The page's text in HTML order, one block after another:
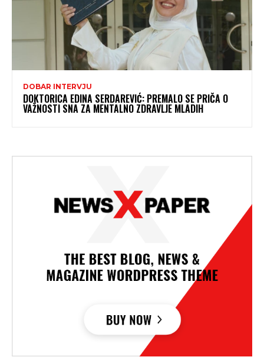
DOBAR INTERVJU
DOKTORICA EDINA SERDAREVIĆ: PREMALO SE PRIČA O
VAŽNOSTI SNA ZA MENTALNO ZDRAVLJE MLADIH